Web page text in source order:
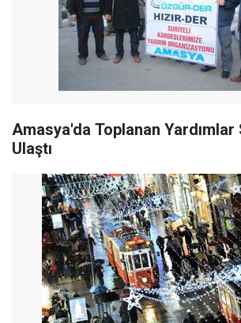
Amasya'da Toplanan Yardımlar
Ulaştı